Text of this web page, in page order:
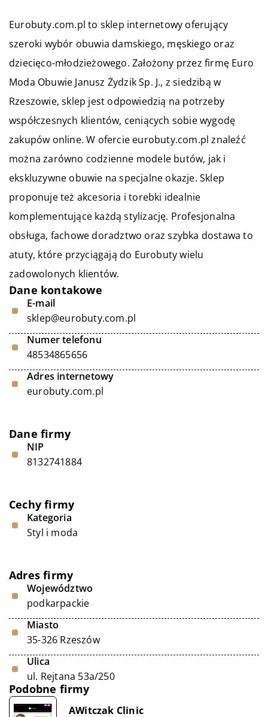
Eurobuty.com.pl to sklep internetowy oferujący
szeroki wybór obuwia damskiego, męskiego oraz
dziecięco-młodzieżowego. Założony przez firmę Euro
Moda Obuwie Janusz Żydzik Sp. J., z siedzibą w
Rzeszowie, sklep jest odpowiedzią na potrzeby
współczesnych klientów, ceniących sobie wygodę
zakupów online. W ofercie eurobuty.com.pl znaleźć
można zarówno codzienne modele butów, jak i
ekskluzywne obuwie na specjalne okazje. Sklep
proponuje też akcesoria i torebki idealnie
komplementujące każdą stylizację. Profesjonalna
obsługa, fachowe doradztwo oraz szybka dostawa to
atuty, które przyciągają do Eurobuty wielu
zadowolonych klientów.
Dane kontakowe
E-mail
sklep@eurobuty.com.pl
Numer telefonu
48534865656
Adres internetowy
eurobuty.com.pl
Dane firmy
NIP
8132741884
Cechy firmy
Kategoria
Styl i moda
Adres firmy
Województwo
podkarpackie
Miasto
35-326 Rzeszów
Ulica
ul. Rejtana 53a/250
Podobne firmy
AWitczak Clinic